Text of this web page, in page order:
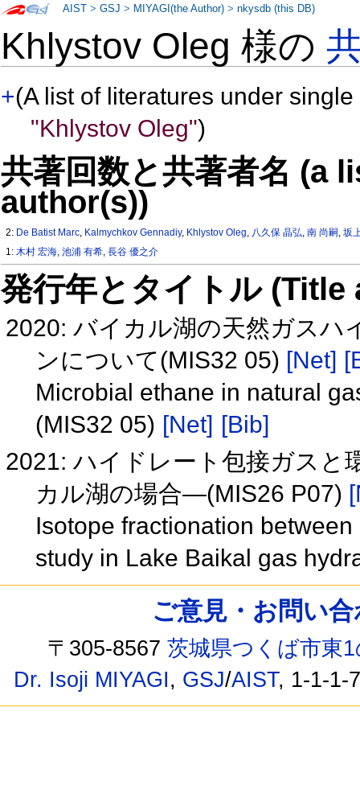
Khlystov Oleg 様の
+(A list of literatures under
"Khlystov Oleg")
共著回数と共著者名 (a
author(s))
2: De Batist Marc, Kalmychkov Gennadiy, Khlystov Oleg, 八久保 晶弘,南 尚嗣 ,坂
1:木村 宏海,池浦 有希,長谷 優之介
発行年とタイトル
2020: バイカル湖の天然ガスハ
ンについて(MIS32 05) [Net]
Microbial ethane in natural
(MIS32 05) [Net] [Bib]
2021: ハイドレート包接ガス
カル湖の場合―(MIS26 P07)
Isotope fractionation
study in Lake Baikal gas
AIST >GSJ > MIYAGI(the Author) >nkysdb (this DB)
ご意見・お問い
〒305-8567茨城県つくば市東
Dr. Isoji MIYAGI, GSJ/AIST, 1-1-1-